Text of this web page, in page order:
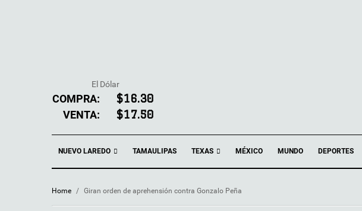
El Dólar
COMPRA: $16.30
VENTA: $17.50
NUEVO LAREDO TAMAULIPAS TEXAS MÉXICO MUNDO DEPORTES
Home / Giran orden de aprehensión contra Gonzalo Peña